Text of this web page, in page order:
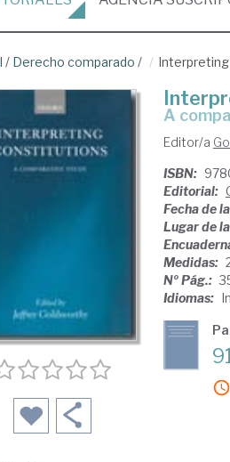
/ Derecho comparado /
a
Editor/a
ISBN:
Editorial:
Fecha de
Lugar de
Medidas:
Nº Pág.:
Idiomas: